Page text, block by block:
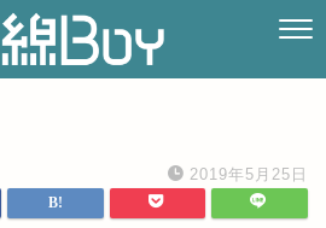
2019年5月25日